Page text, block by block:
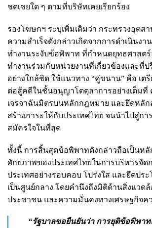
ชดเชยใด ๆ ตามที่บริษัทเคยเรียกร้อง
รองโฆษกฯ ระบุเพิ่มเติมว่า กระทรวงอุตส
ความสำเร็จดังกล่าวเกิดจากการดำเนินงา
ทำงานระงับข้อพิพาท ที่กำหนดยุทธศาสตร์
ทำงานร่วมกับหน่วยงานที่เกี่ยวข้องและที่
อย่างใกล้ชิด ใช้แนวทาง “คู่ขนาน” คือ เต
ต่อสู้คดีในชั้นอนุญาโตตุลาการอย่างเต็มที่
เจรจาฉันมิตรบนหลักกฎหมาย และยึดหลั
สร้างภาระให้กับประเทศไทย จนนำไปสู่ก
สมัครใจในที่สุด
ทั้งนี้ การสิ้นสุดข้อพิพาทดังกล่าวถือเป็นหลั
ศักยภาพของประเทศไทยในการบริหารจัด
ประเทศอย่างรอบคอบ โปร่งใส และยึดปร
เป็นศูนย์กลาง โดยคำนึงถึงมิติด้านสิ่งแวด
ประชาชน และความมั่นคงทางเศรษฐกิจค
“รัฐบาลขอยืนยันว่า การยุติข้อพิพา